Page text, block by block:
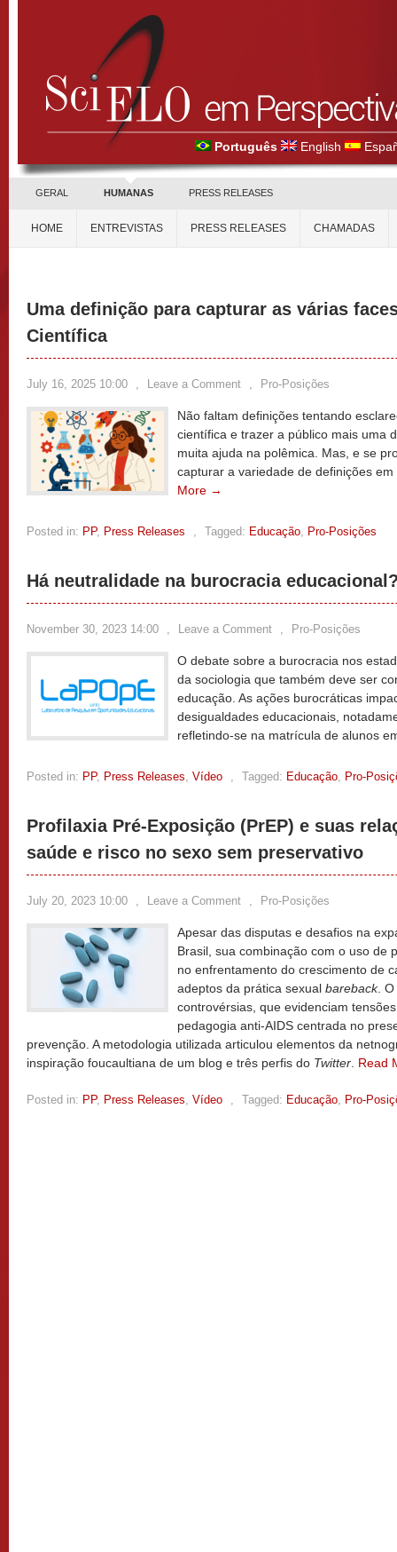
Português English
GERAL HUMANAS PRESS RELEASES
HOME ENTREVISTAS PRESS RELEASES CHAMADAS
Uma definição para capturar as várias
Científica
July 16, 2025 10:00 , Leave a Comment , Pro-Posições
Não faltam definições tentando
científica e trazer a público mais uma
muita ajuda na polêmica. Mas, e se
capturar a variedade de definições
More →
Posted in: PP, Press Releases , Tagged: Educação, Pro-Posições
Há neutralidade na burocracia
November 30, 2023 14:00 , Leave a Comment , Pro-Posições
O debate sobre a burocracia nos
da sociologia que também deve ser
educação. As ações burocráticas
desigualdades educacionais,
refletindo-se na matrícula de alunos
Posted in: PP, Press Releases, Vídeo , Tagged: Educação, Pro-
Profilaxia Pré-Exposição (PrEP) e suas
saúde e risco no sexo sem preservativo
July 20, 2023 10:00 , Leave a Comment , Pro-Posições
Apesar das disputas e desafios na
Brasil, sua combinação com o uso de
no enfrentamento do crescimento de
adeptos da prática sexual bareback. O
controvérsias, que evidenciam
pedagogia anti-AIDS centrada no
prevenção. A metodologia utilizada articulou elementos da
inspiração foucaultiana de um blog e três perfis do Twitter Read
Posted in: PP, Press Releases, Vídeo , Tagged: Educação, Pro-